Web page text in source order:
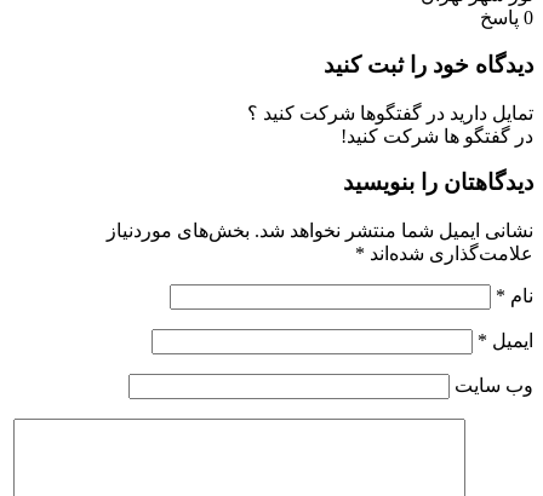
0 پاسخ
دیدگاه خود را ثبت کنید
تمایل دارید در گفتگوها شرکت کنید ؟
در گفتگو ها شرکت کنید!
دیدگاهتان را بنویسید
نشانی ایمیل شما منتشر نخواهد شد. بخش‌های موردنیاز
علامت‌گذاری شده‌اند *
نام *
ایمیل *
وب‌ سایت